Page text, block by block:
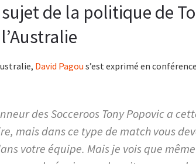
de la politique de
David Pagou s’est exprimé en
des Socceroos Tony Popovic a
mais dans ce type de match vous
votre équipe. Mais je vois que même